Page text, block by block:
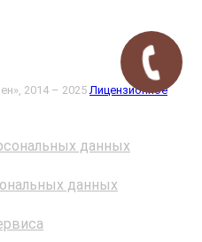
2014 – 2025 Лицензионное
данных
данных